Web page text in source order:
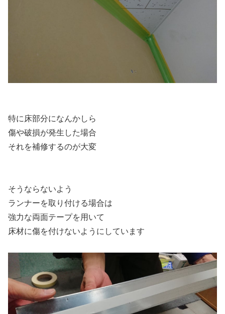
特に床部分になんかしら
傷や破損が発生した場合
それを補修するのが大変
そうならないよう
ランナーを取り付ける場合は
強力な両面テープを用いて
床材に傷を付けないようにしています